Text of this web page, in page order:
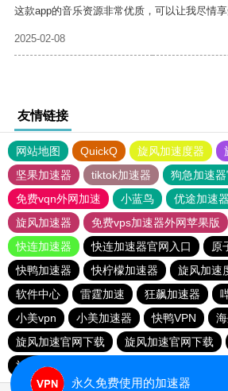
这款app的音乐资源非常优质，可以让我尽情享
2025-02-08
友情链接
网站地图 QuickQ 旋风加速度器
坚果加速器
tiktok加速器
狗急加速
免费vqn外网加速
小蓝鸟 优途加速
旋风加速器
免费vps加速器外网苹果版
快连加速器
快连加速器官网入口
原
快鸭加速器
快柠檬加速器 旋风加速
软件中心
雷霆加速 狂飙加速器
小美vpn
小美加速器 快鸭VPN
旋风加速官网下载
旋风加速官网下载
旋风加速官网下载
永久免费使用的加速器